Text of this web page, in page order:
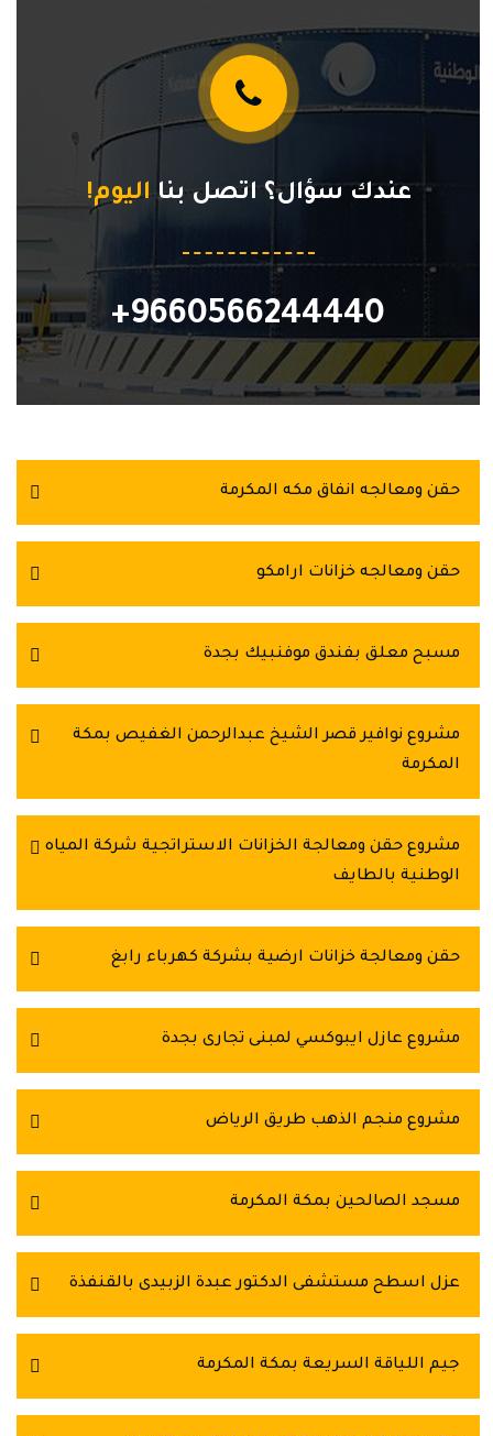
عندك سؤال؟ اتصل بنا اليوم!
9660566244440+
حقن ومعالجه انفاق مكه المكرمة
حقن ومعالجه خزانات ارامكو
مسبح معلق بفندق موفنبيك بجدة
مشروع نوافير قصر الشيخ عبدالرحمن الغفيص بمكة
المكرمة
مشروع حقن ومعالجة الخزانات الاستراتجية شركة المياه
الوطنية بالطايف
حقن ومعالجة خزانات ارضية بشركة كهرباء رابغ
مشروع عازل ايبوكسي لمبنى تجارى بجدة
مشروع منجم الذهب طريق الرياض
مسجد الصالحين بمكة المكرمة
عزل اسطح مستشفى الدكتور عبدة الزبيدى بالقنفذة
جيم اللياقة السريعة بمكة المكرمة